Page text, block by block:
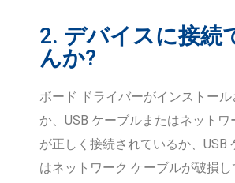
2. デバイスに接続
んか?
ボード ドライバーがインストール
か、USB ケーブルまたはネット
が正しく接続されているか、USB
はネットワーク ケーブルが破損し